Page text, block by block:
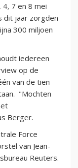
7 en 8 mei
dit jaar zorgden
300 miljoen
iedereen
op de
van de tien
"Mochten
Berger.
Force
van Jean-
Reuters.